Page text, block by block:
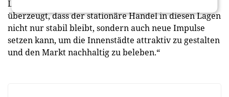
Luxusmarken und innovative Konzepte. Wir sind
überzeugt, dass der stationäre Handel in diesen Lagen
nicht nur stabil bleibt, sondern auch neue Impulse
setzen kann, um die Innenstädte attraktiv zu gestalten
und den Markt nachhaltig zu beleben.“